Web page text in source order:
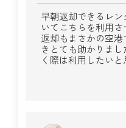
早朝返却できるレ
いてこちらを利用
返却もまさかの空
きとても助かりま
く際は利用したいと